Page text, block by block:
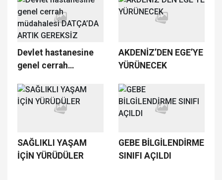
Devlet hastanesine
genel cerrah
DATÇA’DA ARTIK
GEREKSİZ SEVKLER
OLMAYACAK
AKDENİZ’DEN EGE’YE
YÜRÜNECEK
SAĞLIKLI YAŞAM
İÇİN YÜRÜDÜLER
GEBE BİLGİLENDİRME
SINIFI AÇILDI